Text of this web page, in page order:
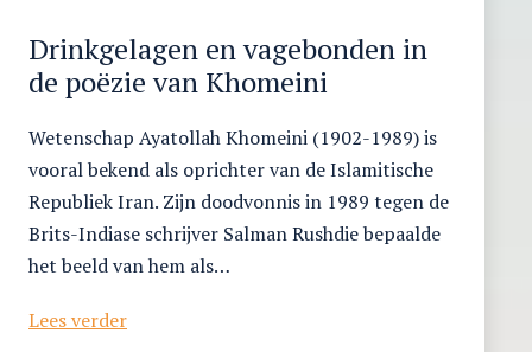
Drinkgelagen en vagebonden in
de poëzie van Khomeini
Wetenschap Ayatollah Khomeini (1902-1989) is
vooral bekend als oprichter van de Islamitische
Republiek Iran. Zijn doodvonnis in 1989 tegen de
Brits-Indiase schrijver Salman Rushdie bepaalde
het beeld van hem als…
Lees verderDrinkgelagen